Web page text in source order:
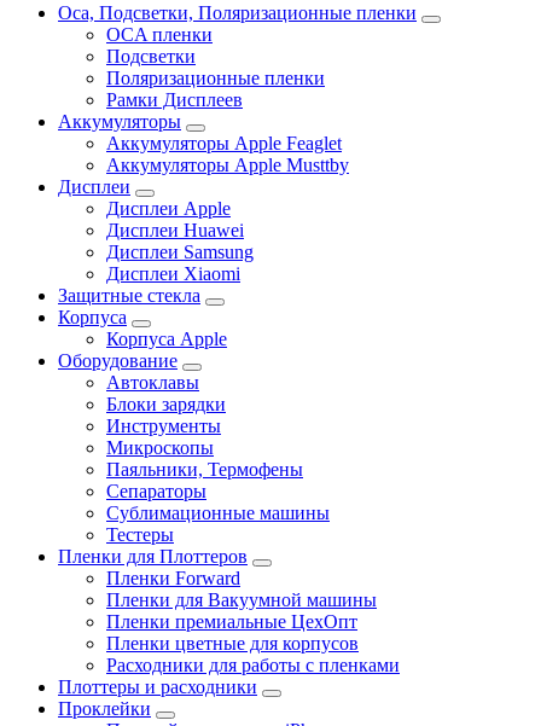
Oca, Подсветки, Поляризационные пленки
OCA пленки
Подсветки
Поляризационные пленки
Рамки Дисплеев
Аккумуляторы
Аккумуляторы Apple Feaglet
Аккумуляторы Apple Musttby
Дисплеи
Дисплеи Apple
Дисплеи Huawei
Дисплеи Samsung
Дисплеи Xiaomi
Защитные стекла
Корпуса
Корпуса Apple
Оборудование
Автоклавы
Блоки зарядки
Инструменты
Микроскопы
Паяльники, Термофены
Сепараторы
Сублимационные машины
Тестеры
Пленки для Плоттеров
Пленки Forward
Пленки для Вакуумной машины
Пленки премиальные ЦехОпт
Пленки цветные для корпусов
Расходники для работы с пленками
Плоттеры и расходники
Проклейки